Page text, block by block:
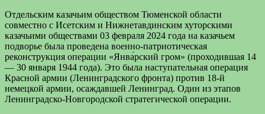
Отдельским казачьим обществом Тюменской области
совместно с Исетским и Нижнетавдинским хуторскими
казачьими обществами 03 февраля 2024 года на казачьем
подворье была проведена военно-патриотическая
реконструкция операции «Янва́рский гром» (проходившая 14
— 30 января 1944 года). Это была наступательная операция
Красной армии (Ленинградского фронта) против 18-й
немецкой армии, осаждавшей Ленинград. Один из этапов
Ленинградско-Новгородской стратегической операции.